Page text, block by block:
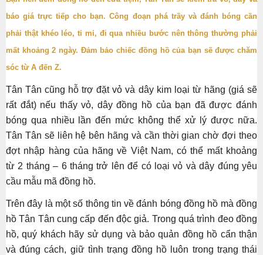
báo giá trực tiếp cho bạn. Công đoạn phá trầy và đánh bóng cần
phải thật khéo léo, tỉ mỉ, đi qua nhiều bước nên thông thường phải
mất khoảng 2 ngày. Đảm bảo chiếc đồng hồ của bạn sẽ được chăm
sóc từ A đến Z.
Tân Tân cũng hỗ trợ đặt vỏ và dây kim loại từ hãng (giá sẽ
rất đắt) nếu thấy vỏ, dây đồng hồ của bạn đã được đánh
bóng qua nhiều lần đến mức không thể xử lý được nữa.
Tân Tân sẽ liên hệ bên hãng và cần thời gian chờ đợi theo
đợt nhập hàng của hãng về Việt Nam, có thể mất khoảng
từ 2 tháng – 6 tháng trở lên để có loại vỏ và dây đúng yêu
cầu mẫu mã đồng hồ.
Trên đây là một số thông tin về đánh bóng đồng hồ mà đồng
hồ Tân Tân cung cấp đến độc giả. Trong quá trình đeo đồng
hồ, quý khách hãy sử dụng và bảo quản đồng hồ cẩn thận
và đúng cách, giữ tình trạng đồng hồ luôn trong trạng thái